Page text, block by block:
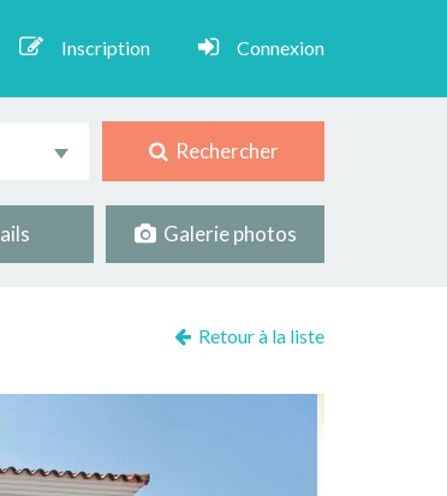
Inscription Connexion
Rechercher
Galerie photos
Retour à la liste